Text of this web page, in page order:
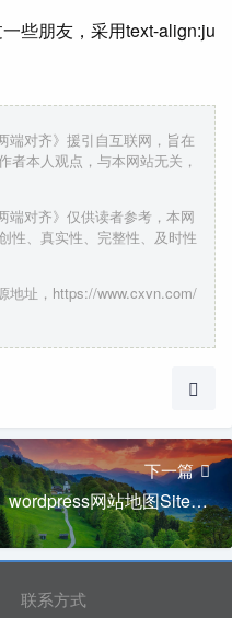
些朋友，采用text-align:ju
对齐》援引自互联网，旨在
者本人观点，与本网站无关，
对齐》仅供读者参考，本网
性、真实性、完整性、及时性
地址，https://www.cxvn.com/
下一篇
wordpress网站地图Sitemap.html免插件制作攻略
联系方式